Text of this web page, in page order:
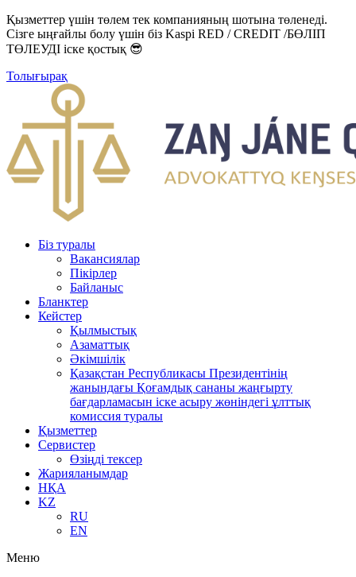
Қызметтер үшін төлем тек компанияның шотына төленеді.
Сізге ыңғайлы болу үшін біз Kaspi RED / CREDIT /БӨЛІП
ТӨЛЕУДІ іске қостық 😎
Толығырақ
Біз туралы
Вакансиялар
Пікірлер
Байланыс
Бланктер
Кейстер
Қылмыстық
Азаматтық
Әкімшілік
Қазақстан Республикасы Президентінің
жанындағы Қоғамдық сананы жаңғырту
бағдарламасын іске асыру жөніндегі ұлттық
комиссия туралы
Қызметтер
Сервистер
Өзіңді тексер
Жарияланымдар
НҚА
KZ
RU
EN
Меню